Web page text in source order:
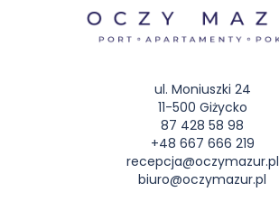
ul. Moniuszki 24
11-500 Giżycko
87 428 58 98
+48 667 666 219
recepcja@oczymazur.pl
biuro@oczymazur.pl